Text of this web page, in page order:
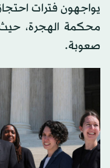
يواجهون فترات
محكمة الهجرة،
صعوبة.